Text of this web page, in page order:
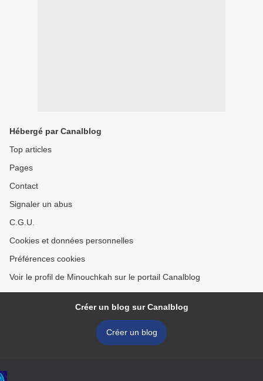
Hébergé par Canalblog
Top articles
Pages
Contact
Signaler un abus
C.G.U.
Cookies et données personnelles
Préférences cookies
Voir le profil de Minouchkah sur le portail Canalblog
Créer un blog sur Canalblog
Créer un blog